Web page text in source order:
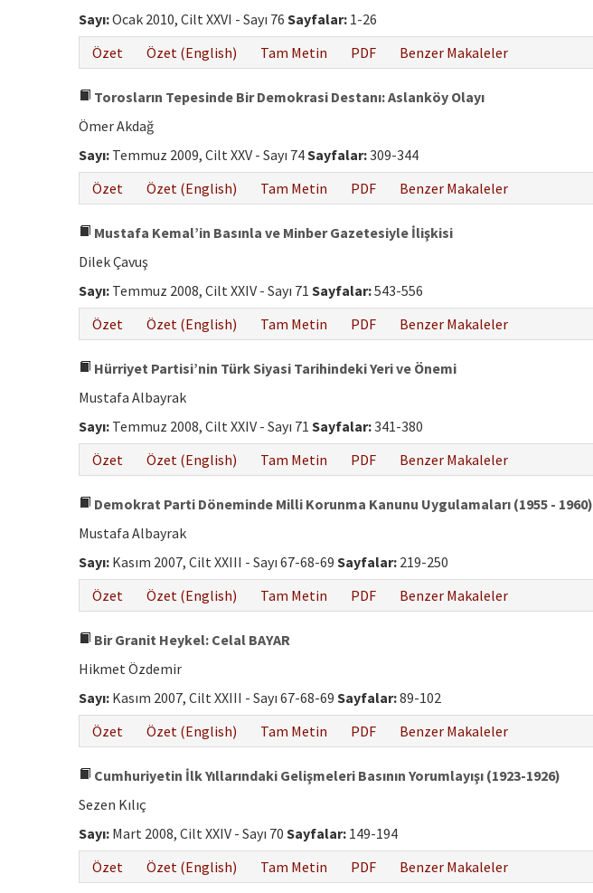
Sayı:Ocak 2010, Cilt XXVI - Sayı 76 Sayfalar: 1-26
Özet
Özet (English) Tam Metin PDF Benzer Makaleler
Torosların Tepesinde Bir Demokrasi Destanı: Aslanköy Olayı
Ömer Akdağ
Sayı: Temmuz 2009, Cilt XXV - Sayı 74Sayfalar:309-344
Özet
Özet (English) Tam Metin PDF Benzer Makaleler
Mustafa Kemal’in Basınla ve Minber Gazetesiyle İlişkisi
Dilek Çavuş
Sayı: Temmuz 2008, Cilt XXIV - Sayı 71 Sayfalar:543-556
Özet
Özet (English) Tam Metin PDF Benzer Makaleler
Hürriyet Partisi’nin Türk Siyasi Tarihindeki Yeri ve Önemi
Mustafa Albayrak
Sayı: Temmuz 2008, Cilt XXIV - Sayı 71 Sayfalar:341-380
Özet
Özet (English) Tam Metin PDF Benzer Makaleler
Demokrat Parti Döneminde Milli Korunma Kanunu Uygulamaları (1955 - 1960)
Mustafa Albayrak
Sayı: Kasım 2007, Cilt XXIII - Sayı 67-68-69 Sayfalar: 219-250
Özet
Özet (English) Tam Metin PDF Benzer Makaleler
Bir Granit Heykel: Celal BAYAR
Hikmet Özdemir
Sayı: Kasım 2007, Cilt XXIII - Sayı 67-68-69 Sayfalar:89-102
Özet
Özet (English) Tam Metin PDF Benzer Makaleler
Cumhuriyetin İlk Yıllarındaki Gelişmeleri Basının Yorumlayışı (1923-1926)
Sezen Kılıç
Sayı: Mart 2008, Cilt XXIV - Sayı 70 Sayfalar: 149-194
Özet
Özet (English) Tam Metin PDF Benzer Makaleler